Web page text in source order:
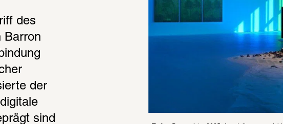
des
Barron
der
sind